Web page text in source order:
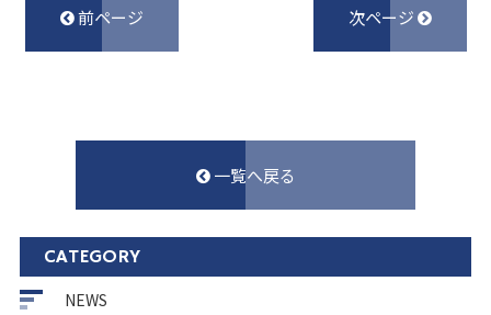
前ページ 次ページ
一覧へ戻る
CATEGORY
NEWS